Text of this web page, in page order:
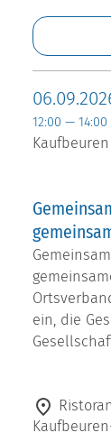
12:00 — 14:00
Kaufbeuren
ein, die